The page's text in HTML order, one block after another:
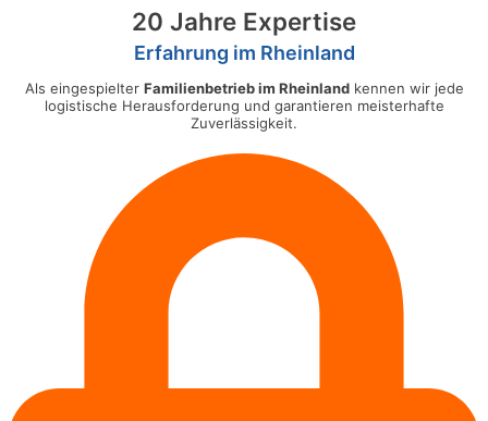
20 Jahre Expertise
Erfahrung im Rheinland
Als eingespielter Familienbetrieb im Rheinlandkennen wir jede
logistische Herausforderung und garantieren meisterhafte
Zuverlässigkeit.